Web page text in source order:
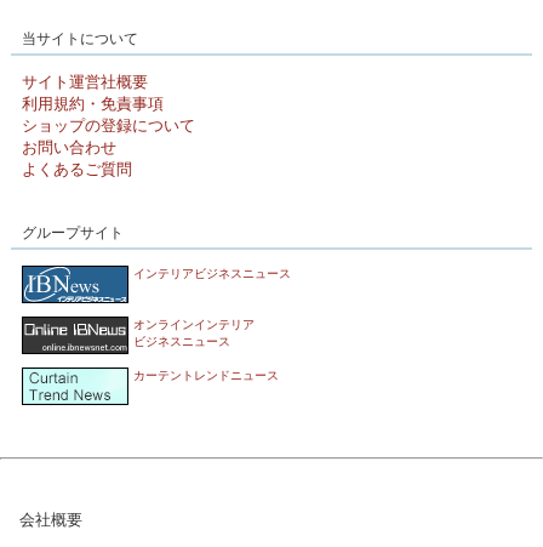
当サイトについて
サイト運営社概要
利用規約・免責事項
ショップの登録について
お問い合わせ
よくあるご質問
グループサイト
インテリアビジネスニュース
オンラインインテリア
ビジネスニュース
カーテントレンドニュース
会社概要